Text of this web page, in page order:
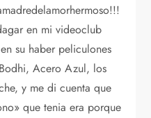
en mi videoclub
su haber peliculones
Acero Azul, los
y me di cuenta que
que tenia era porque